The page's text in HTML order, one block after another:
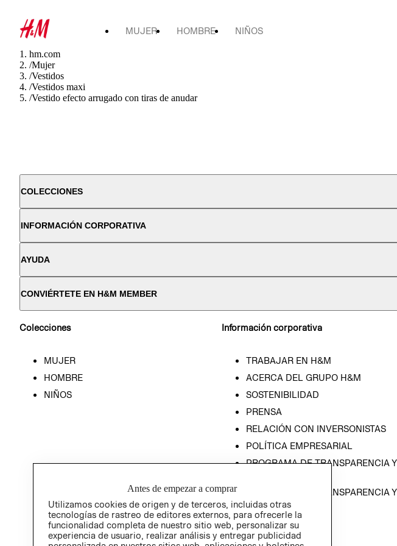
MUJER HOMBRE NIÑOS
hm.com
/Mujer
/Vestidos
/Vestidos maxi
/Vestido efecto arrugado con tiras de anudar
COLECCIONES
INFORMACIÓN CORPORATIVA
AYUDA
CONVIÉRTETE EN H&M MEMBER
Colecciones
MUJER
HOMBRE
NIÑOS
Información corporativa
TRABAJAR EN H&M
ACERCA DEL GRUPO H&M
SOSTENIBILIDAD
PRENSA
RELACIÓN CON INVERSONISTAS
POLÍTICA EMPRESARIAL
PROGRAMA DE TRANSPARENCIA Y
PROGRAMA DE TRANSPARENCIA Y
ÉTICA (INGLÉS)
Antes de empezar a comprar
Utilizamos cookies de origen y de terceros, incluidas otras
tecnologías de rastreo de editores externos, para ofrecerle la
funcionalidad completa de nuestro sitio web, personalizar su
experiencia de usuario, realizar análisis y entregar publicidad